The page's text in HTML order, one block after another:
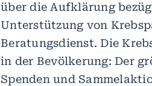
über die Aufklärung
Unterstützung von
Beratungsdienst. Die
in der Bevölkerung: Der
Spenden und